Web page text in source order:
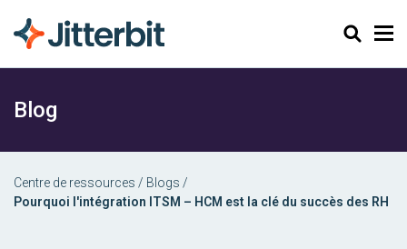
Chercher
Blog
Centre de ressources / Blogs /
Pourquoi l'intégration ITSM – HCM est la clé du succès des RH